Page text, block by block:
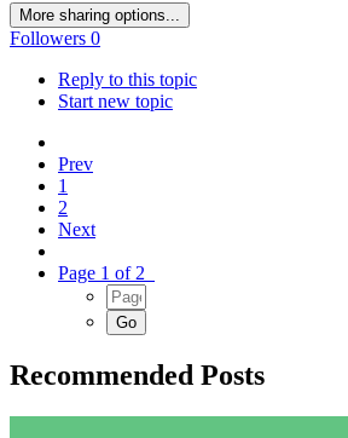
More sharing options...
Followers 0
Reply to this topic
Start new topic
Prev
1
2
Next
Page 1 of 2
Recommended Posts